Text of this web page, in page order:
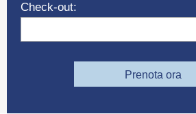
Check-out:
Prenota ora